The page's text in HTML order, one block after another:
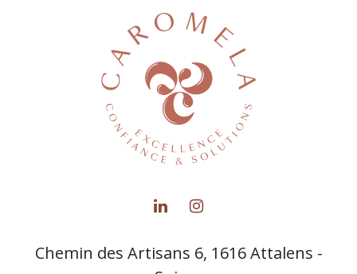
Chemin des Artisans 6, 1616 Attalens -